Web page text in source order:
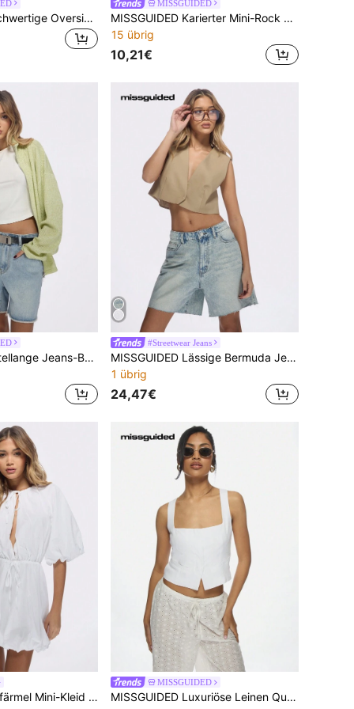
MISSGUIDED Hochwertige Oversized Blazer Berufsanzug Jacke mit strukturierten Schulterpolstern, moderne Bürokleidung, maßgeschneiderte Workwear, Führungskraft-Outfit für den Frühling
MISSGUIDED
MISSGUIDED Karierter Mini-Rock mit Tunnelzug in der Taille, lässiger Sommer-Strandrock im A-Linien-Stil, perfekt für Picknicks und Urlaub zu Weihnachten
15 übrig
10,21€
MISSGUIDED Mittellange Jeans-Bermudas, klassischer Raw-Saum, lässige Sommershorts, Distressed-Fransen-Saum, Strand-Urlaubs-Spazierershorts
#Streetwear Jeans
MISSGUIDED Lässige Bermuda Jeans-Shorts mit hoher Taille, rohem Saum, Vintage-Stil, Sommer Alltags-Lässig, ausgewaschene, leicht zerstörte Mode-Hose
1 übrig
24,47€
MISSGUIDED Puffärmel Mini-Kleid mit Tunnelzug Taille, Bubbelkante, Abendparty, Baumwoll-Popeline, Sommer-Frühlings-Mode, Bindedetail, V-Ausschnitt-Stil
MISSGUIDED
MISSGUIDED Luxuriöse Leinen Quadratausschnitt Weste Ärmellos Sommer Crop Top Weste Modernes minimalistisches Design perfekt für Urlaubsmode Strandurlaub Büro